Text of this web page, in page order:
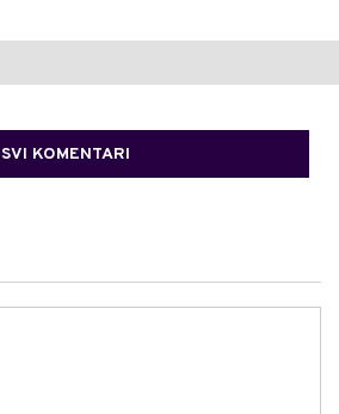
SVI KOMENTARI